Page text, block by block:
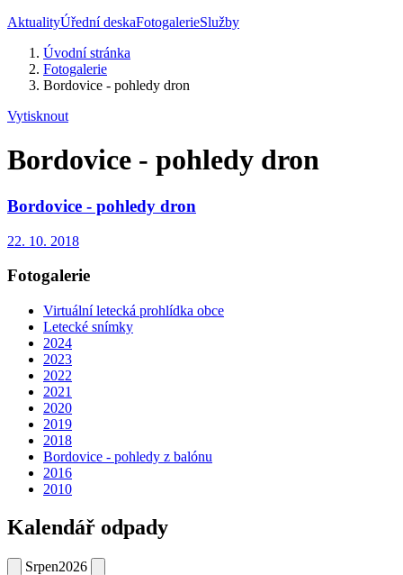
AktualityÚřední deskaFotogalerieSlužby
Úvodní stránka
Fotogalerie
Bordovice - pohledy dron
Vytisknout
Bordovice - pohledy dron
Bordovice - pohledy dron
22. 10. 2018
Fotogalerie
Virtuální letecká prohlídka obce
Letecké snímky
2024
2023
2022
2021
2020
2019
2018
Bordovice - pohledy z balónu
2016
2010
Kalendář odpady
Srpen2026